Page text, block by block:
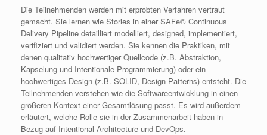
Die Teilnehmenden werden mit erprobten Verfahren vertraut
gemacht. Sie lernen wie Stories in einer SAFe® Continuous
Delivery Pipeline detailliert modelliert, designed, implementiert,
verifiziert und validiert werden. Sie kennen die Praktiken, mit
denen qualitativ hochwertiger Quellcode (z.B. Abstraktion,
Kapselung und Intentionale Programmierung) oder ein
hochwertiges Design (z.B. SOLID, Design Patterns) entsteht. Die
Teilnehmenden verstehen wie die Softwareentwicklung in einen
größeren Kontext einer Gesamtlösung passt. Es wird außerdem
erläutert, welche Rolle sie in der Zusammenarbeit haben in
Bezug auf Intentional Architecture und DevOps.